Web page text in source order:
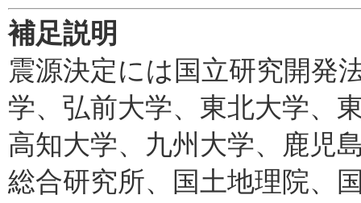
補足説明
震源決定には国立研究開発
学、弘前大学、東北大学、
高知大学、九州大学、鹿児
総合研究所、国土地理院、